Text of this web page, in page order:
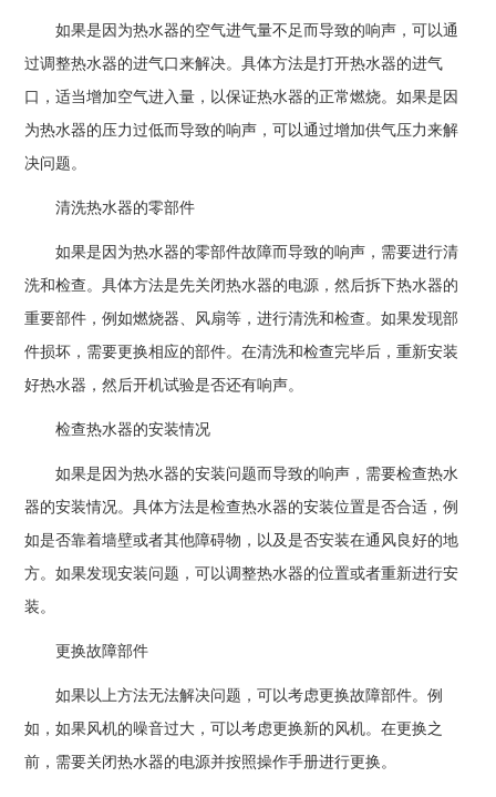
如果是因为热水器的空气进气量不足而导致的响声，可以通
过调整热水器的进气口来解决。具体方法是打开热水器的进气
口，适当增加空气进入量，以保证热水器的正常燃烧。如果是因
为热水器的压力过低而导致的响声，可以通过增加供气压力来解
决问题。
清洗热水器的零部件
如果是因为热水器的零部件故障而导致的响声，需要进行清
洗和检查。具体方法是先关闭热水器的电源，然后拆下热水器的
重要部件，例如燃烧器、风扇等，进行清洗和检查。如果发现部
件损坏，需要更换相应的部件。在清洗和检查完毕后，重新安装
好热水器，然后开机试验是否还有响声。
检查热水器的安装情况
如果是因为热水器的安装问题而导致的响声，需要检查热水
器的安装情况。具体方法是检查热水器的安装位置是否合适，例
如是否靠着墙壁或者其他障碍物，以及是否安装在通风良好的地
方。如果发现安装问题，可以调整热水器的位置或者重新进行安
装。
更换故障部件
如果以上方法无法解决问题，可以考虑更换故障部件。例
如，如果风机的噪音过大，可以考虑更换新的风机。在更换之
前，需要关闭热水器的电源并按照操作手册进行更换。